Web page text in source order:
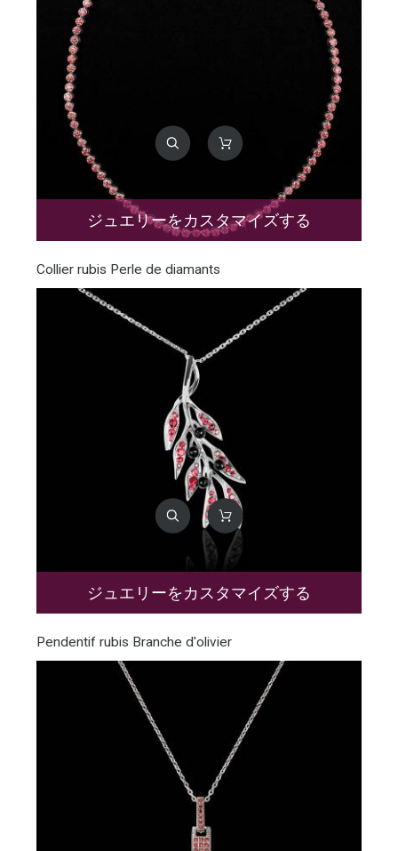
ジュエリーをカスタマイズする
Collier rubis Perle de diamants
ジュエリーをカスタマイズする
Pendentif rubis Branche d'olivier